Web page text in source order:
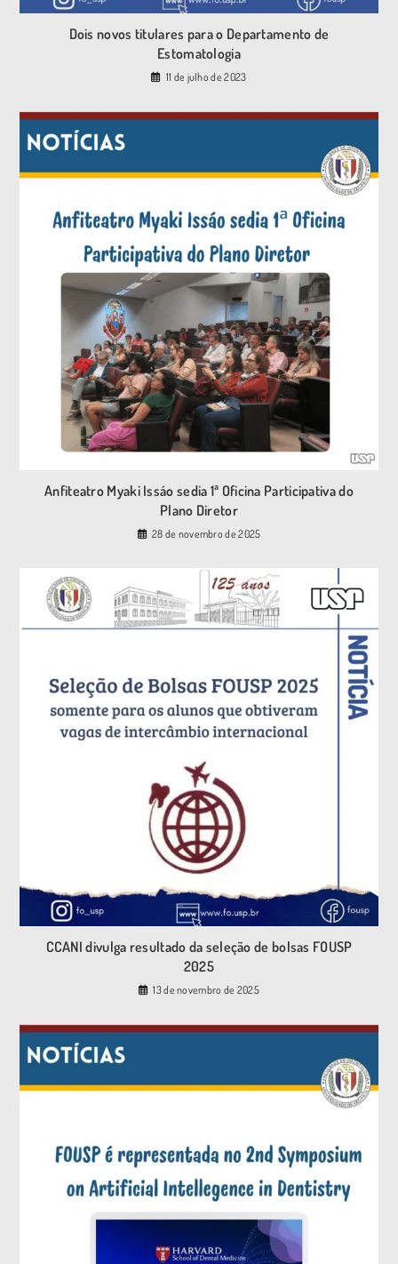
Dois novos titulares para o Departamento de
Estomatologia
11 de julho de 2023
Anfiteatro Myaki Issáo sedia 1ª Oficina Participativa do
Plano Diretor
28 de novembro de 2025
CCANI divulga resultado da seleção de bolsas FOUSP
2025
13 de novembro de 2025